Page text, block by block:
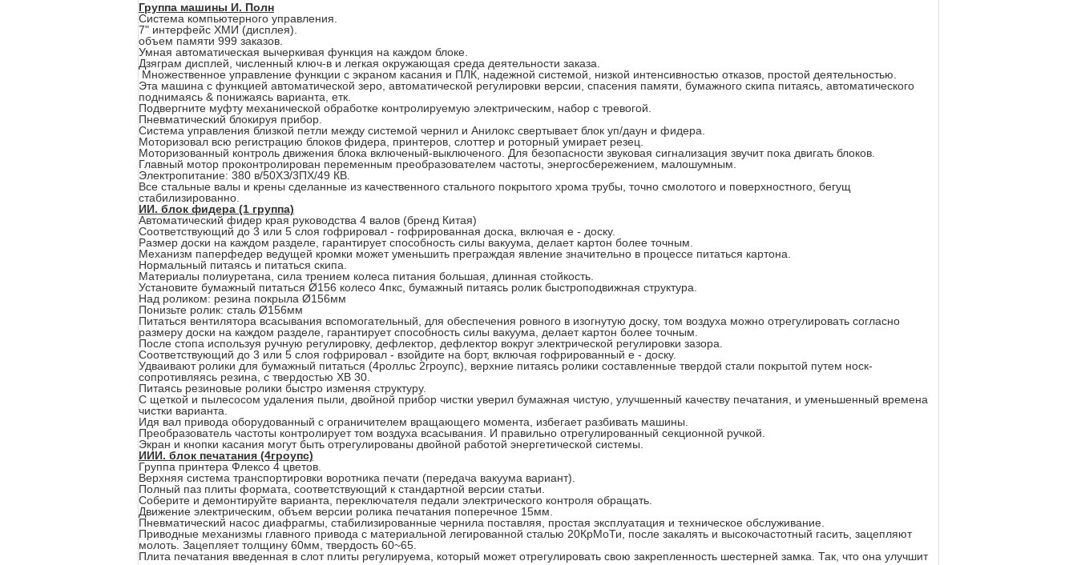
Группа машины И. Полн
Система компьютерного управления.
7" интерфейс ХМИ (дисплея).
объем памяти 999 заказов.
Умная автоматическая вычеркивая функция на каждом блоке.
Дзяграм дисплей, численный ключ-в и легкая окружающая среда деятельности заказа.
Множественное управление функции с экраном касания и ПЛК, надежной системой, низкой интенсивностью отказов, простой деятельностью.
Эта машина с функцией автоматической зеро, автоматической регулировки версии, спасения памяти, бумажного скипа питаясь, автоматического
поднимаясь & понижаясь варианта, етк.
Подвергните муфту механической обработке контролируемую электрическим, набор с тревогой.
Пневматический блокируя прибор.
Система управления близкой петли между системой чернил и Анилокс свертывает блок уп/даун и фидера.
Моторизовал всю регистрацию блоков фидера, принтеров, слоттер и роторный умирает резец.
Моторизованный контроль движения блока включеный-выключеного. Для безопасности звуковая сигнализация звучит пока двигать блоков.
Главный мотор проконтролирован переменным преобразователем частоты, энергосбережением, малошумным.
Электропитание: 380 в/50ХЗ/3ПХ/49 КВ.
Все стальные валы и крены сделанные из качественного стального покрытого хрома трубы, точно смолотого и поверхностного, бегущ
стабилизированно.
ИИ. блок фидера (1 группа)
Автоматический фидер края руководства 4 валов (бренд Китая)
Соответствующий до 3 или 5 слоя гофрировал - гофрированная доска, включая е - доску.
Размер доски на каждом разделе, гарантирует способность силы вакуума, делает картон более точным.
Механизм паперфедер ведущей кромки может уменьшить преграждая явление значительно в процессе питаться картона.
Нормальный питаясь и питаться скипа.
Материалы полиуретана, сила трением колеса питания большая, длинная стойкость.
Установите бумажный питаться Ø156 колесо 4пкс, бумажный питаясь ролик быстроподвижная структура.
Над роликом: резина покрыла Ø156мм
Понизьте ролик: сталь Ø156мм
Питаться вентилятора всасывания вспомогательный, для обеспечения ровного в изогнутую доску, том воздуха можно отрегулировать согласно
размеру доски на каждом разделе, гарантирует способность силы вакуума, делает картон более точным.
После стопа используя ручную регулировку, дефлектор, дефлектор вокруг электрической регулировки зазора.
Соответствующий до 3 или 5 слоя гофрировал - взойдите на борт, включая гофрированный е - доску.
Удваивают ролики для бумажный питаться (4ролльс 2гроупс), верхние питаясь ролики составленные твердой стали покрытой путем носк-
сопротивляясь резина, с твердостью ХВ 30.
Питаясь резиновые ролики быстро изменяя структуру.
С щеткой и пылесосом удаления пыли, двойной прибор чистки уверил бумажная чистую, улучшенный качеству печатания, и уменьшенный времена
чистки варианта.
Идя вал привода оборудованный с ограничителем вращающего момента, избегает разбивать машины.
Преобразователь частоты контролирует том воздуха всасывания. И правильно отрегулированный секционной ручкой.
Экран и кнопки касания могут быть отрегулированы двойной работой энергетической системы.
ИИИ. блок печатания (4гроупс)
Группа принтера Флексо 4 цветов.
Верхняя система транспортировки воротника печати (передача вакуума вариант).
Полный паз плиты формата, соответствующий к стандартной версии статьи.
Соберите и демонтируйте варианта, переключателя педали электрического контроля обращать.
Движение электрическим, объем версии ролика печатания поперечное 15мм.
Пневматический насос диафрагмы, стабилизированные чернила поставляя, простая эксплуатация и техническое обслуживание.
Приводные механизмы главного привода с материальной легированной сталью 20КрМоТи, после закалять и высокочастотный гасить, зацепляют
молоть. Зацепляет толщину 60мм, твердость 60~65.
Плита печатания введенная в слот плиты регулируема, который может отрегулировать свою закрепленность шестерней замка. Так, что она улучшит